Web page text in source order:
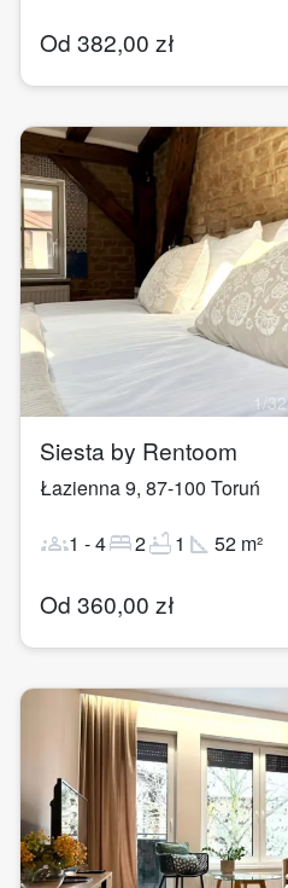
Od 382,00 zł
1 /32
Siesta by Rentoom
Łazienna 9, 87-100 Toruń
groups1 -4bed2bathtub1 square_foot 52 m²
Od 360,00 zł